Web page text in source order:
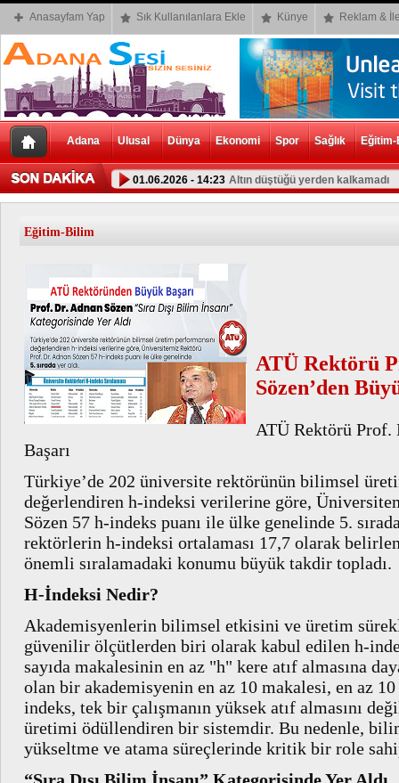
Anasayfam Yap Sık Kullanılanlara Ekle Künye Reklam &
Adana Ulusal Dünya Ekonomi Spor Sağlık
01.06.2026 - 14:23 Altın düştüğü yerden kalkamadı
01.06.2026 - 14:07 Bursluluk Sınavı Sonuç Sorgulama
Eğitim-Bilim
ATÜ Rektörü
Sözen’den
ATÜ Rektörü Prof.
Başarı
Türkiye’de 202 üniversite rektörünün bilimsel
değerlendiren h-indeksi verilerine göre,
Sözen 57 h-indeks puanı ile ülke genelinde 5.
rektörlerin h-indeksi ortalaması 17,7 olarak
önemli sıralamadaki konumu büyük takdir topladı.
H-İndeksi Nedir?
Akademisyenlerin bilimsel etkisini ve üretim
güvenilir ölçütlerden biri olarak kabul edilen h-
sayıda makalesinin en az "h" kere atıf almasına
olan bir akademisyenin en az 10 makalesi, en az
indeks, tek bir çalışmanın yüksek atıf almasını
üretimi ödüllendiren bir sistemdir. Bu nedenle,
yükseltme ve atama süreçlerinde kritik bir role